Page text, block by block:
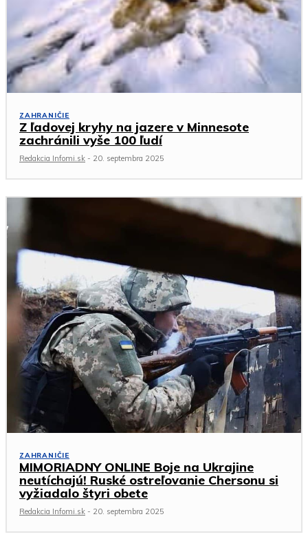
ZAHRANIČIE
Z ľadovej kryhy na jazere v Minnesote
zachránili vyše 100 ľudí
Redakcia Infomi.sk - 20. septembra 2025
ZAHRANIČIE
MIMORIADNY ONLINE Boje na Ukrajine
neutíchajú! Ruské ostreľovanie Chersonu si
vyžiadalo štyri obete
Redakcia Infomi.sk - 20. septembra 2025